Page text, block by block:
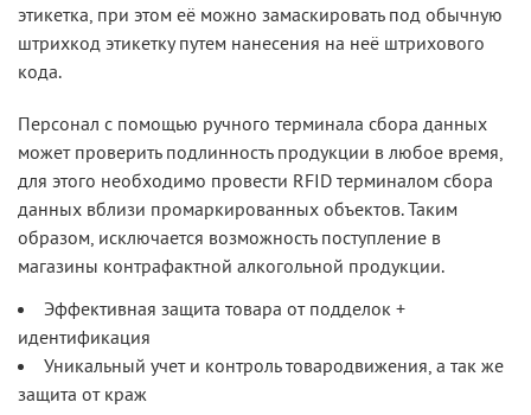
этикетка, при этом её можно замаскировать под обычную
штрихкод этикетку путем нанесения на неё штрихового
кода.
Персонал с помощью ручного терминала сбора данных
может проверить подлинность продукции в любое время,
для этого необходимо провести RFID терминалом сбора
данных вблизи промаркированных объектов. Таким
образом, исключается возможность поступление в
магазины контрафактной алкогольной продукции.
Эффективная защита товара от подделок +
идентификация
Уникальный учет и контроль товародвижения, а так же
защита от краж